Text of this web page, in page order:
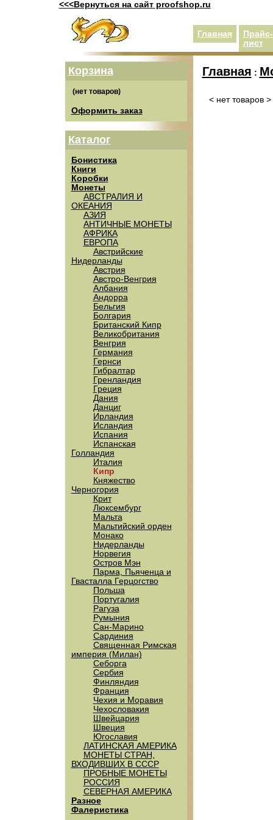
<<<Вернуться на сайт proofshop.ru
Главная
Прайс-
лист
Корзина
Оформить заказ
Каталог
Бонистика
Книги
Коробки
Монеты
АВСТРАЛИЯ И
ОКЕАНИЯ
АЗИЯ
АНТИЧНЫЕ МОНЕТЫ
АФРИКА
ЕВРОПА
Австрийские
Нидерланды
Австрия
Австро-Венгрия
Албания
Андорра
Бельгия
Болгария
Британский Кипр
Великобритания
Венгрия
Германия
Гернси
Гибралтар
Гренландия
Греция
Дания
Данциг
Ирландия
Исландия
Испания
Испанская
Голландия
Италия
Кипр
Княжество
Черногория
Крит
Люксембург
Мальта
Мальтийский орден
Монако
Нидерланды
Норвегия
Остров Мэн
Парма, Пьяченца и
Гвасталла Герцогство
Польша
Португалия
Рагуза
Румыния
Сан-Марино
Сардиния
Священная Римская
империя (Милан)
Себорга
Сербия
Финляндия
Франция
Чехия и Моравия
Чехословакия
Швейцария
Швеция
Югославия
ЛАТИНСКАЯ АМЕРИКА
МОНЕТЫ СТРАН,
ВХОДИВШИХ В СССР
ПРОБНЫЕ МОНЕТЫ
РОССИЯ
СЕВЕРНАЯ АМЕРИКА
Разное
Фалеристика
Главная :
< нет товаров >